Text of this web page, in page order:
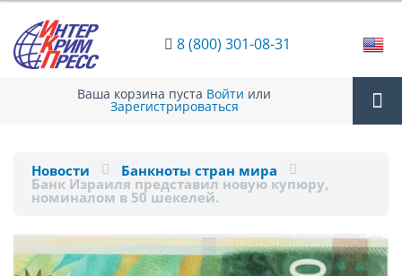
8 (800) 301-08-31
Ваша корзина пуста Войти или
Зарегистрироваться
Новости Банкноты стран мира
Банк Израиля представил новую купюру,
номиналом в 50 шекелей.